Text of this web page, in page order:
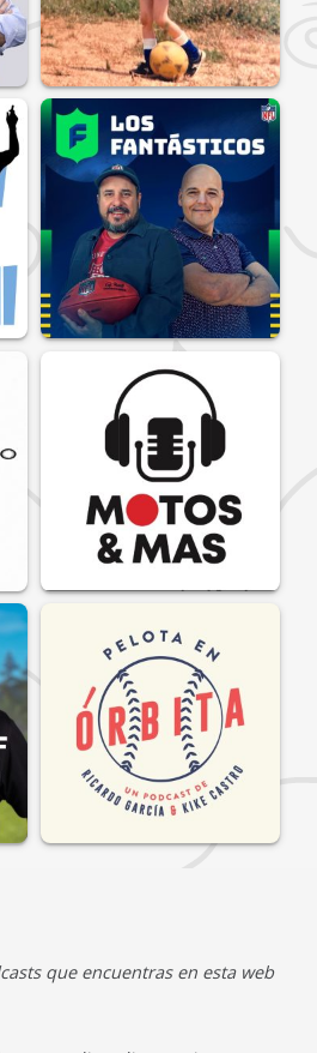
que encuentras en esta web